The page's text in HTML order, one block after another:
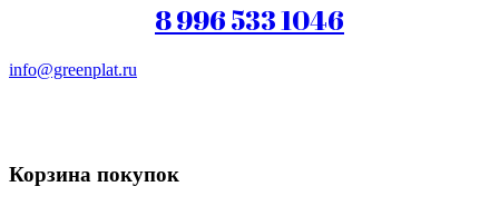
8 996 533 1046
info@greenplat.ru
Корзина покупок